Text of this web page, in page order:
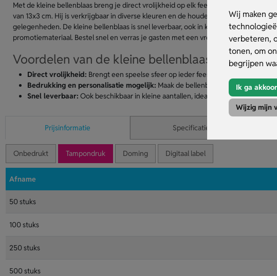
Wij maken
verbeteren,
tonen, om
begrijpen
Ik ga
Wijzig mijn
Met de kleine bellenblaas breng je direct vrolijkheid op elk feestje of evenement!
van 13x3 cm. Hij is verkrijgbaar in diverse kleuren en de houder kun je eenvoudig
gelegenheden. De kleine bellenblaas is snel leverbaar, ook in kleine aantallen.
promotiemateriaal. Bestel snel en verras je gasten met een vrolijk en speels detail!
Voordelen van de kleine bellenblaas
Direct vrolijkheid: Brengt een speelse sfeer op ieder feestje of evenement.
Bedrukking en personalisatie mogelijk: Maak de bellenblaas geschikt voor
Snel leverbaar: Ook beschikbaar in kleine aantallen, ideaal voor last-minute
Prijsinformatie Specificaties
Onbedrukt Tampondruk Doming Digitaal label
Afname
50 stuks
100 stuks
250 stuks
500 stuks